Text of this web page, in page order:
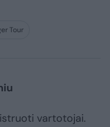
Tour
vartotojai.